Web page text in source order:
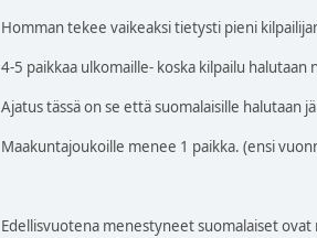
Homman tekee vaikeaksi tietysti pieni
4-5 paikkaa ulkomaille- koska kilpailu halutaan
Ajatus tässä on se että suomalaisille halutaan
Maakuntajoukoille menee 1 paikka. (ensi
Edellisvuotena menestyneet suomalaiset